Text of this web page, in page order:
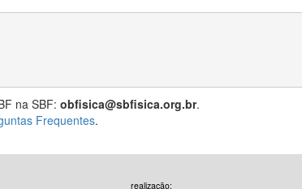
na SBF: obfisica@sbfisica.org.br.
Frequentes.
realização: